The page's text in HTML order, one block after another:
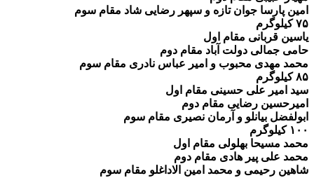
امین پارسا جوان تازه و سپهر رضایی شاد مقام سوم
۷۵ کیلوگرم
یاسین قربانی مقام اول
حامی جمالی دولت آباد مقام دوم
محمد مهدی محبوب و امیر عباس نادری مقام سوم
۸۵ کیلوگرم
سید امیر علی حسینی مقام اول
امیرحسین رضایی مقام دوم
ابولفضل بیانلو و آرمان نصیری مقام سوم
۱۰۰ کیلوگرم
محمد مسیحا بهلولی مقام اول
محمد علی پیر هادی مقام دوم
شاهین رحیمی و محمد امین الاداغلو مقام سوم